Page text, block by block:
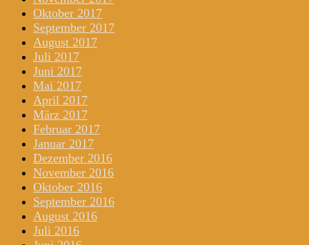
Oktober 2017
September 2017
August 2017
Juli 2017
Juni 2017
Mai 2017
April 2017
März 2017
Februar 2017
Januar 2017
Dezember 2016
November 2016
Oktober 2016
September 2016
August 2016
Juli 2016